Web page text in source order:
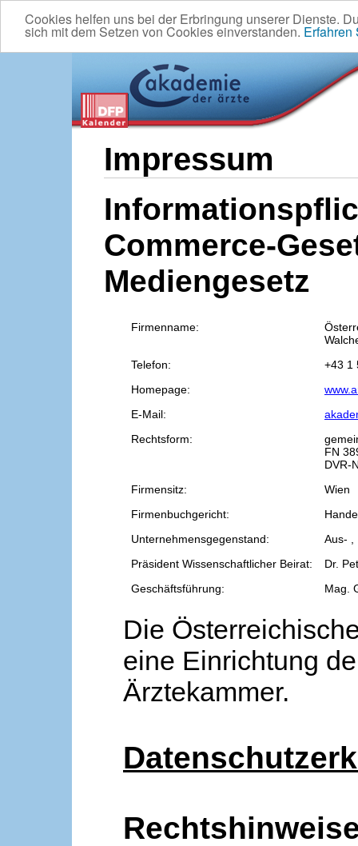
Cookies helfen uns bei der Erbringung unserer Dienste.
sich mit dem Setzen von Cookies einverstanden. Erfahren
Impressum
Commerce-
Mediengesetz
Firmenname:
Telefon:
+43 1
Homepage:
E-Mail:
Rechtsform:
FN
DVR-
Firmensitz:
Wien
Firmenbuchgericht:
Unternehmensgegenstand:
Aus- ,
Präsident Wissenschaftlicher Beirat:
Dr.
Geschäftsführung:
Mag.
Die
eine Einrichtung
Ärztekammer.